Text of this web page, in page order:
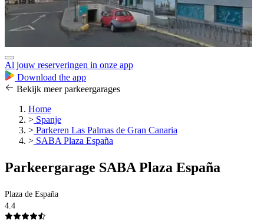
Al jouw reserveringen in onze app
Download the app
Bekijk meer parkeergarages
Home
> Spanje
> Parkeren Las Palmas de Gran Canaria
> SABA Plaza España
Parkeergarage SABA Plaza España
Plaza de España
4.4